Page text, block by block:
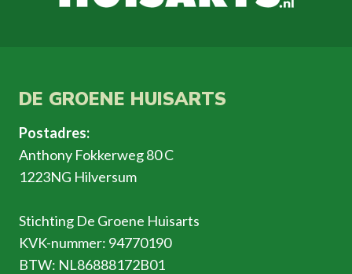
DE GROENE HUISARTS
Postadres:
Anthony Fokkerweg 80 C
1223NG Hilversum
Stichting De Groene Huisarts
KVK-nummer: 94770190
BTW: NL86888172B01